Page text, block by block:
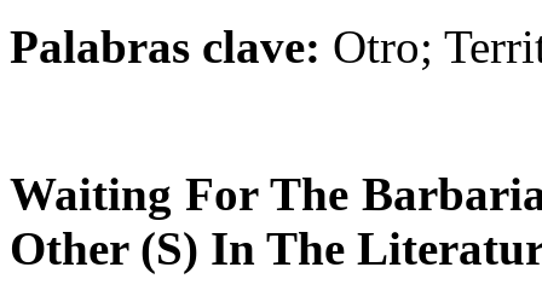
Palabras clave: Otro;
Waiting For The
Other (S) In The